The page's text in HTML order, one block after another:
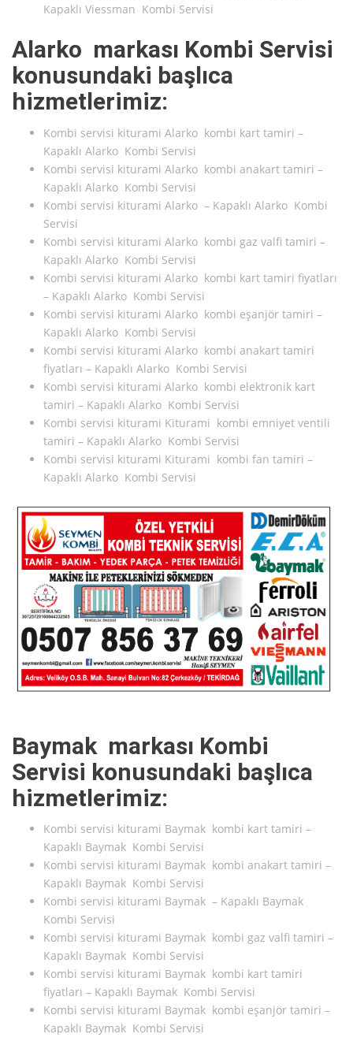
Kapaklı Viessman Kombi Servisi
Alarko markası Kombi Servisi
konusundaki başlıca
hizmetlerimiz:
Kombi servisi kiturami Alarko kombi kart tamiri –
Kapaklı Alarko Kombi Servisi
Kombi servisi kiturami Alarko kombi anakart tamiri –
Kapaklı Alarko Kombi Servisi
Kombi servisi kiturami Alarko – Kapaklı Alarko Kombi
Servisi
Kombi servisi kiturami Alarko kombi gaz valfi tamiri –
Kapaklı Alarko Kombi Servisi
Kombi servisi kiturami Alarko kombi kart tamiri fiyatları
– Kapaklı Alarko Kombi Servisi
Kombi servisi kiturami Alarko kombi eşanjör tamiri –
Kapaklı Alarko Kombi Servisi
Kombi servisi kiturami Alarko kombi anakart tamiri
fiyatları – Kapaklı Alarko Kombi Servisi
Kombi servisi kiturami Alarko kombi elektronik kart
tamiri – Kapaklı Alarko Kombi Servisi
Kombi servisi kiturami Kiturami kombi emniyet ventili
tamiri – Kapaklı Alarko Kombi Servisi
Kombi servisi kiturami Kiturami kombi fan tamiri –
Kapaklı Alarko Kombi Servisi
Baymak markası Kombi
Servisi konusundaki başlıca
hizmetlerimiz:
Kombi servisi kiturami Baymak kombi kart tamiri –
Kapaklı Baymak Kombi Servisi
Kombi servisi kiturami Baymak kombi anakart tamiri –
Kapaklı Baymak Kombi Servisi
Kombi servisi kiturami Baymak – Kapaklı Baymak
Kombi Servisi
Kombi servisi kiturami Baymak kombi gaz valfi tamiri –
Kapaklı Baymak Kombi Servisi
Kombi servisi kiturami Baymak kombi kart tamiri
fiyatları – Kapaklı Baymak Kombi Servisi
Kombi servisi kiturami Baymak kombi eşanjör tamiri –
Kapaklı Baymak Kombi Servisi